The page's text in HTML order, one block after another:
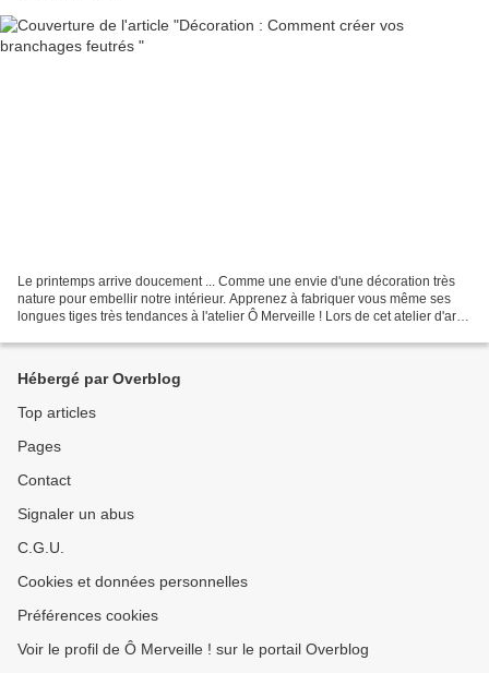
Le printemps arrive doucement ... Comme une envie d'une décoration très
nature pour embellir notre intérieur. Apprenez à fabriquer vous même ses
longues tiges très tendances à l'atelier Ô Merveille ! Lors de cet atelier d'art
Hébergé par Overblog
Top articles
Pages
Contact
Signaler un abus
C.G.U.
Cookies et données personnelles
Préférences cookies
Voir le profil de Ô Merveille ! sur le portail Overblog